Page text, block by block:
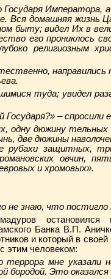
Государя
Вся домашняя жизнь
быту; видел Их в
его прониклось
религиозным
направились
туда; увидел
– спросили
одну дюжину
две дюжины
рубахи защитных,
овчин,
и хромовых».
не знаю, что
остановился
Банка В.П.
и который в своей
этим человеком:
мне указали
бородой. Это оказался